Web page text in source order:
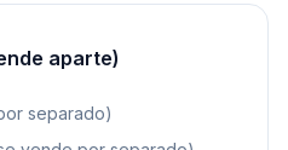
aparte)
separado)